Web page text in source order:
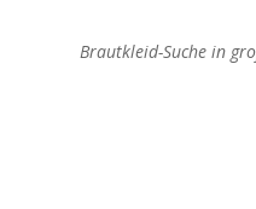
Brautkleid-Suche in